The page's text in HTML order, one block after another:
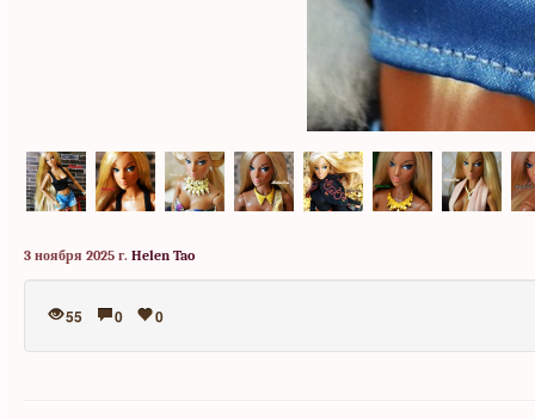
3 ноября 2025 г. Helen Tao
55 0 0